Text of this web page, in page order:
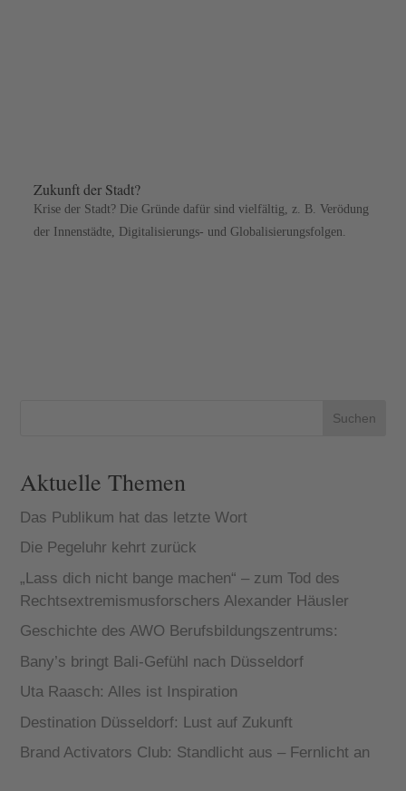
Zukunft der Stadt?
Krise der Stadt? Die Gründe dafür sind vielfältig, z. B. Verödung
der Innenstädte, Digitalisierungs- und Globalisierungsfolgen.
Suchen
Aktuelle Themen
Das Publikum hat das letzte Wort
Die Pegeluhr kehrt zurück
„Lass dich nicht bange machen“ – zum Tod des
Rechtsextremismusforschers Alexander Häusler
Geschichte des AWO Berufsbildungszentrums:
Bany’s bringt Bali-Gefühl nach Düsseldorf
Uta Raasch: Alles ist Inspiration
Destination Düsseldorf: Lust auf Zukunft
Brand Activators Club: Standlicht aus – Fernlicht an